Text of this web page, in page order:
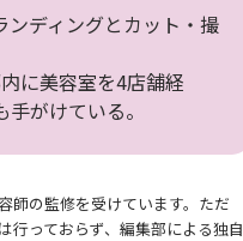
ディングとカット・撮
に美容室を4店舗経
がけている。
師の監修を受けています。ただ
行っておらず、編集部による独自